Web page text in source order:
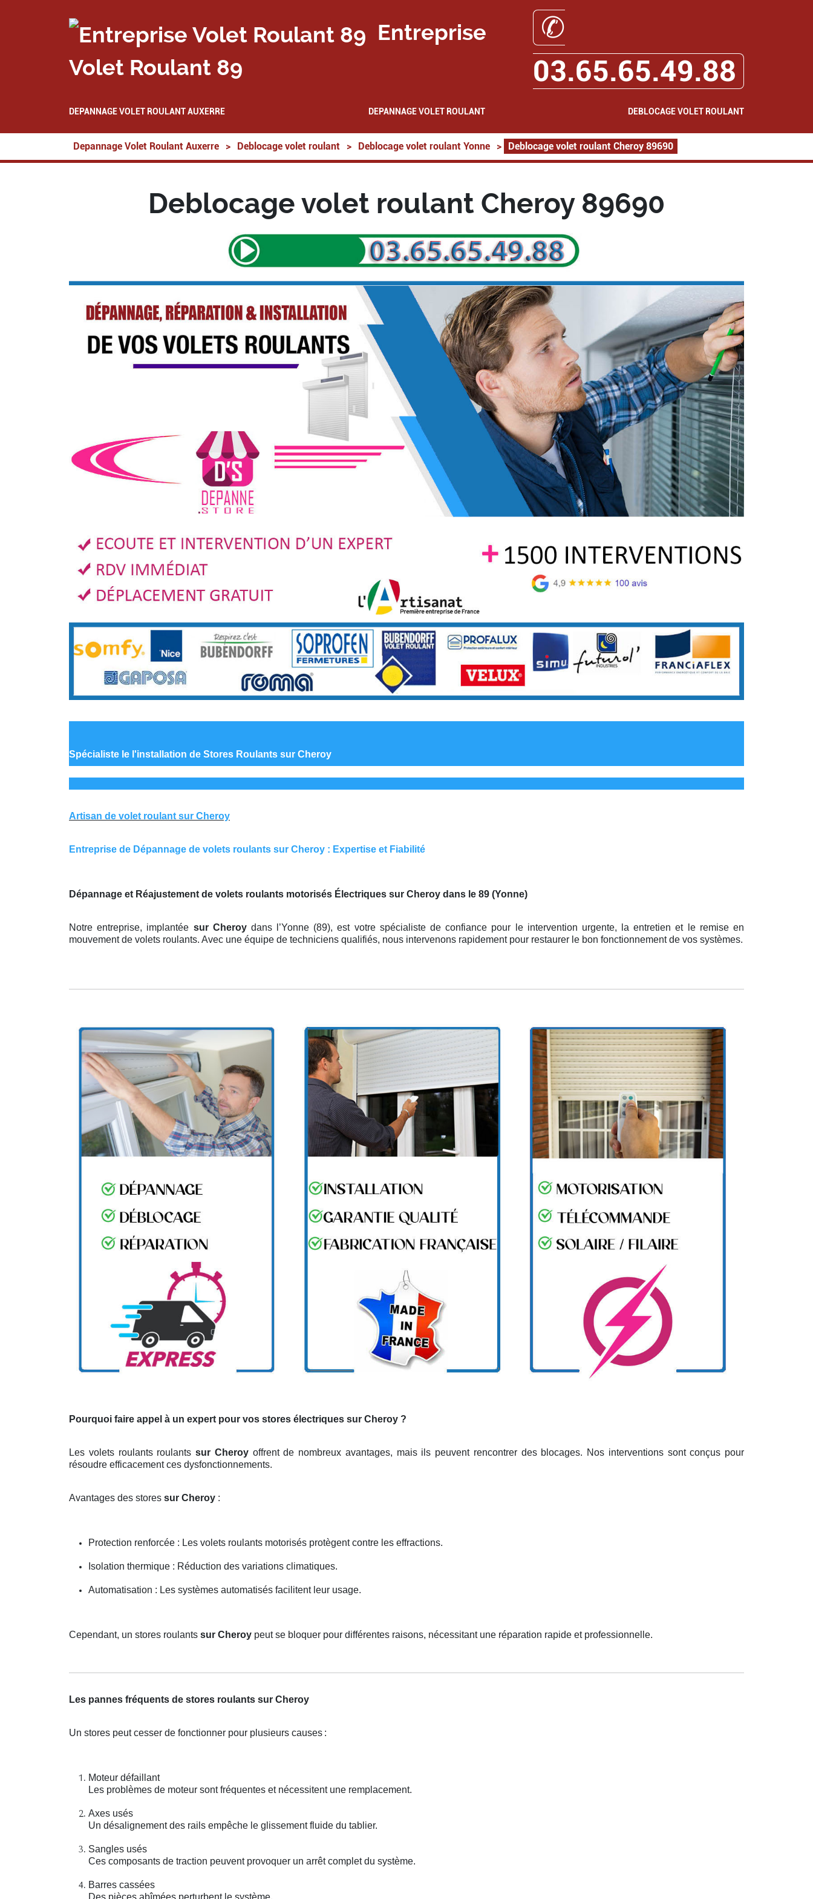
Entreprise
Volet Roulant 89
✆
03.65.65.49.88
DEPANNAGE VOLET ROULANT AUXERRE DEPANNAGE VOLET ROULANT DEBLOCAGE VOLET ROULANT
Depannage Volet Roulant Auxerre > Deblocage volet roulant > Deblocage volet roulant Yonne > Deblocage volet roulant Cheroy 89690
Deblocage volet roulant Cheroy 89690
Spécialiste le l'installation de Stores Roulants sur Cheroy
Artisan de volet roulant sur Cheroy
Entreprise de Dépannage de volets roulants sur Cheroy : Expertise et Fiabilité
Dépannage et Réajustement de volets roulants motorisés Électriques sur Cheroy dans le 89 (Yonne)
Notre entreprise, implantée sur Cheroy dans l’Yonne (89), est votre spécialiste de confiance pour le intervention urgente, la entretien et le remise en
mouvement de volets roulants. Avec une équipe de techniciens qualifiés, nous intervenons rapidement pour restaurer le bon fonctionnement de vos systèmes.
Pourquoi faire appel à un expert pour vos stores électriques sur Cheroy ?
Les volets roulants roulants sur Cheroy offrent de nombreux avantages, mais ils peuvent rencontrer des blocages. Nos interventions sont conçus pour
résoudre efficacement ces dysfonctionnements.
Avantages des stores sur Cheroy :
Protection renforcée : Les volets roulants motorisés protègent contre les effractions.
Isolation thermique : Réduction des variations climatiques.
Automatisation : Les systèmes automatisés facilitent leur usage.
Cependant, un stores roulants sur Cheroy peut se bloquer pour différentes raisons, nécessitant une réparation rapide et professionnelle.
Les pannes fréquents de stores roulants sur Cheroy
Un stores peut cesser de fonctionner pour plusieurs causes :
Moteur défaillant
Les problèmes de moteur sont fréquentes et nécessitent une remplacement.
Axes usés
Un désalignement des rails empêche le glissement fluide du tablier.
Sangles usés
Ces composants de traction peuvent provoquer un arrêt complet du système.
Barres cassées